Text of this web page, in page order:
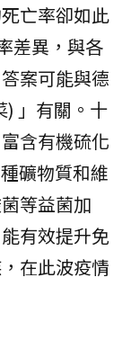
亡率卻如此
差異，與各
案可能與德
) 」有關。十
含有機硫化
礦物質和維
等益菌加
有效提升免
在此波疫情